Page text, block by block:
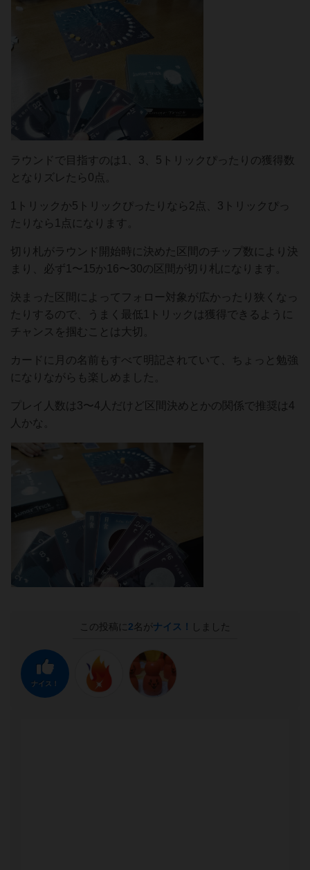
ラウンドで目指すのは1、3、5トリックぴったりの獲得数
となりズレたら0点。
1トリックか5トリックぴったりなら2点、3トリックぴっ
たりなら1点になります。
切り札がラウンド開始時に決めた区間のチップ数により決
まり、必ず1〜15か16〜30の区間が切り札になります。
決まった区間によってフォロー対象が広かったり狭くなっ
たりするので、うまく最低1トリックは獲得できるように
チャンスを掴むことは大切。
カードに月の名前もすべて明記されていて、ちょっと勉強
になりながらも楽しめました。
プレイ人数は3〜4人だけど区間決めとかの関係で推奨は4
人かな。
この投稿に 2名がナイス！ しました
ナイス！